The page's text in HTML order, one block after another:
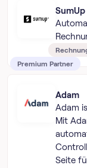
SumUp
Premium Partner
Adam
Adam
Mit
Seite